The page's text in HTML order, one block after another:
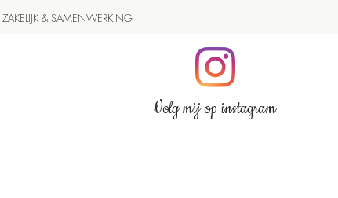
ZAKELIJK & SAMENWERKING
Volg mij op instagram